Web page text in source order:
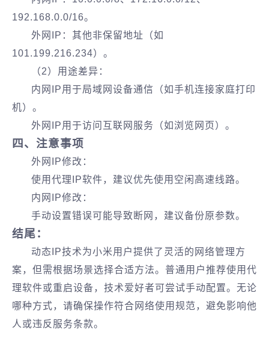
192.168.0.0/16。
外网IP：其他非保留地址（如
101.199.216.234）。
（2）用途差异‌：
内网IP用于局域网设备通信（如手机连接家庭打印
机）。
外网IP用于访问互联网服务（如浏览网页）。
四、注意事项
外网IP修改‌：
使用代理IP软件，建议优先使用空闲高速线路。
内网IP修改‌：
手动设置错误可能导致断网，建议备份原参数。
结尾：
动态IP技术为小米用户提供了灵活的网络管理方
案，但需根据场景选择合适方法。‌普通用户推荐使用代
理软件或重启设备‌，技术爱好者可尝试手动配置。无论
哪种方式，请确保操作符合网络使用规范，避免影响他
人或违反服务条款。